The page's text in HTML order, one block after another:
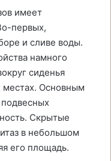
имеет
первых,
и сливе воды.
намного
сиденья
местах. Основным
Скрытые
в небольшом
его площадь.